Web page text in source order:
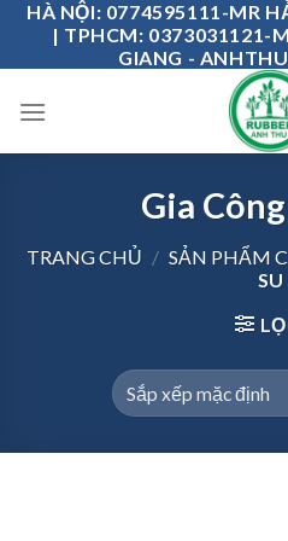
Skip
content
HÀ NỘI: 0774595111-MR
| TPHCM: 0373031121-
GIANG -
Gia
TRANG CHỦ / SẢN PHẨM
SU